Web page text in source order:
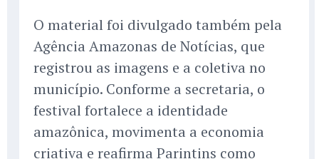
O material foi divulgado também pela
Agência Amazonas de Notícias, que
registrou as imagens e a coletiva no
município. Conforme a secretaria, o
festival fortalece a identidade
amazônica, movimenta a economia
criativa e reafirma Parintins como